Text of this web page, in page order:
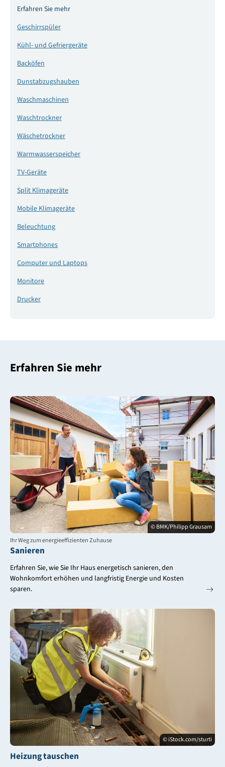
Erfahren Sie mehr
Geschirrspüler
Kühl- und Gefriergeräte
Backöfen
Dunstabzugshauben
Waschmaschinen
Waschtrockner
Wäschetrockner
Warmwasserspeicher
TV-Geräte
Split Klimageräte
Mobile Klimageräte
Beleuchtung
Smartphones
Computer und Laptops
Monitore
Drucker
Erfahren Sie mehr
© BMK/Philipp Grausam
Ihr Weg zum energieeffizienten Zuhause
Sanieren
Erfahren Sie, wie Sie Ihr Haus energetisch sanieren, den
Wohnkomfort erhöhen und langfristig Energie und Kosten
sparen.
© iStock.com/sturti
Heizung tauschen